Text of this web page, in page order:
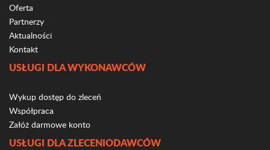
Oferta
Partnerzy
Aktualności
Kontakt
USŁUGI DLA WYKONAWCÓW
Wykup dostęp do zleceń
Współpraca
Załóż darmowe konto
USŁUGI DLA ZLECENIODAWCÓW